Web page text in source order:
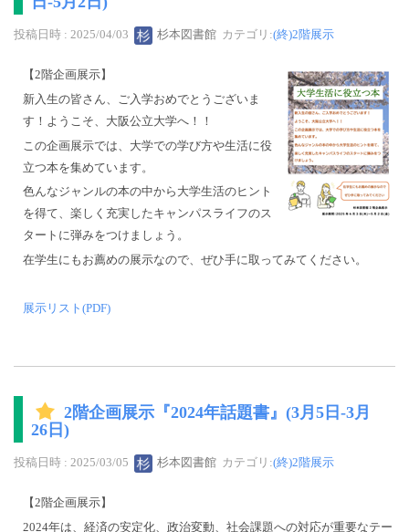
投稿日時 : 2025/04/03 杉本図書館 カテゴリ:(終)2階展示
【2階企画展示】
新入生の皆さん、ご入学おめでとうございま
す！ようこそ、大阪公立大学へ！！
この企画展示では、大学での学び方や生活に役
立つ本を集めています。
色んなジャンルの本の中から大学生活のヒント
を得て、楽しく充実したキャンパスライフのス
タートに弾みをつけましょう。
在学生にもお薦めの展示なので、ぜひ手に取ってみてください。
展示リスト(PDF)
2階企画展示『2024年話題書』(3月5日-3月
26日)
投稿日時 : 2025/03/05 杉本図書館 カテゴリ:(終)2階展示
【2階企画展示】
2024年は、経済の安定化、政治変動、社会課題への対応が重要なテー